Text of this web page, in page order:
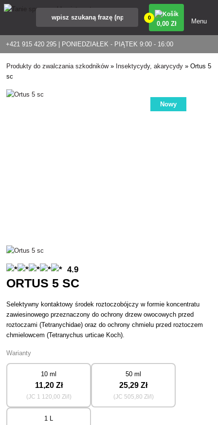
+421 915 420 295 | PONIEDZIAŁEK - PIĄTEK 9:00 - 16:00
0
0,00 Zł Menu
Produkty do zwalczania szkodników» Insektycydy, akarycydy »Ortus 5
sc
Nowy
4.9
ORTUS 5 SC
Selektywny kontaktowy środek roztoczobójczy w formie koncentratu
zawiesinowego przeznaczony do ochrony drzew owocowych przed
roztoczami (Tetranychidae) oraz do ochrony chmielu przed roztoczem
chmielowcem (Tetranychus urticae Koch).
Warianty
10 ml
11,20 Zł
(JC 1 120,00 Zł/l)
50 ml
25,29 Zł
(JC 505,80 Zł/l)
1 L